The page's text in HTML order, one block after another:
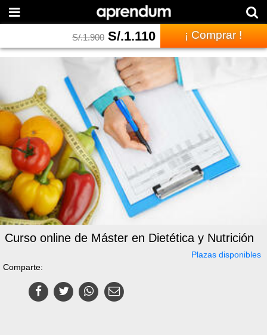
S/.1.900 S/.1.110 ¡ Comprar !
Curso online de Máster en Dietética y Nutrición
Plazas disponibles
Comparte: